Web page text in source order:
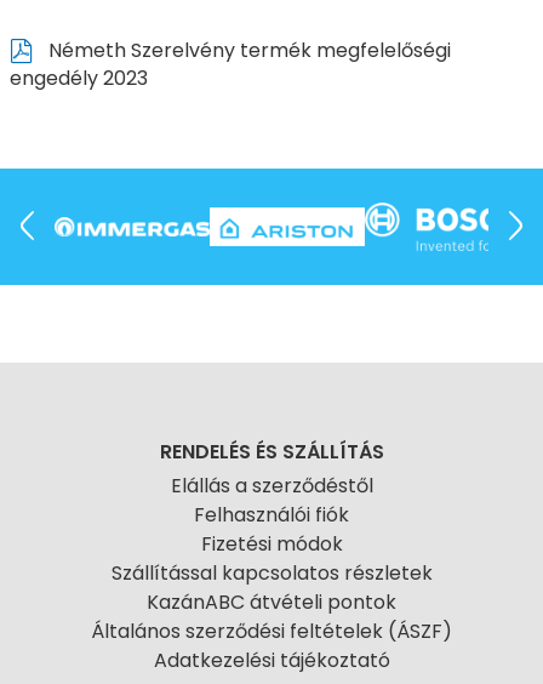
Németh Szerelvény termék megfelelőségi
engedély 2023
RENDELÉS ÉS SZÁLLÍTÁS
Elállás a szerződéstől
Felhasználói fiók
Fizetési módok
Szállítással kapcsolatos részletek
KazánABC átvételi pontok
Általános szerződési feltételek (ÁSZF)
Adatkezelési tájékoztató